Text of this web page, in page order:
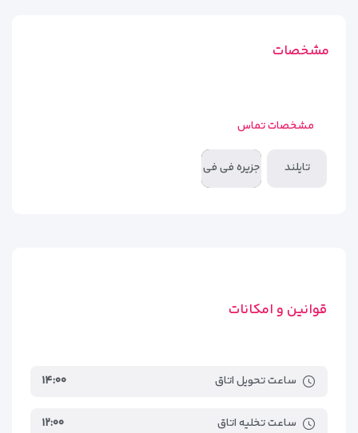
مشخصات
مشخصات تماس
تایلند جزیره فی فی
قوانین و امکانات
ساعت تحویل اتاق ۱۴:۰۰
ساعت تخلیه اتاق ۱۲:۰۰